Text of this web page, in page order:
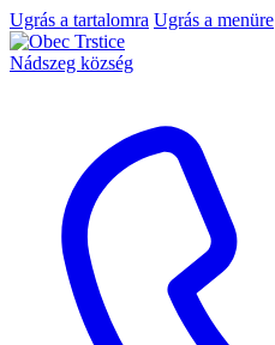
Ugrás a tartalomra Ugrás a menüre
Nádszeg község